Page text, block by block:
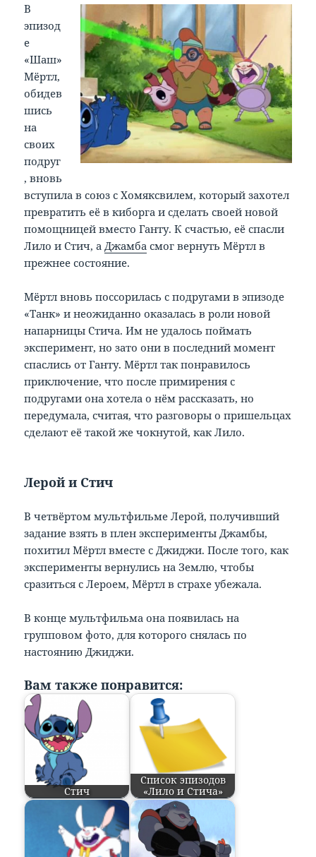
В
эпизод
е
«Шаш»
Мёртл,
обидев
шись
на
своих
подруг
, вновь
вступила в союз с Хомяксвилем, который захотел
превратить её в киборга и сделать своей новой
помощницей вместо Ганту. К счастью, её спасли
Лило и Стич, а Джамба смог вернуть Мёртл в
прежнее состояние.
Мёртл вновь поссорилась с подругами в эпизоде
«Танк» и неожиданно оказалась в роли новой
напарницы Стича. Им не удалось поймать
эксперимент, но зато они в последний момент
спаслись от Ганту. Мёртл так понравилось
приключение, что после примирения с
подругами она хотела о нём рассказать, но
передумала, считая, что разговоры о пришельцах
сделают её такой же чокнутой, как Лило.
Лерой и Стич
В четвёртом мультфильме Лерой, получивший
задание взять в плен эксперименты Джамбы,
похитил Мёртл вместе с Джиджи. После того, как
эксперименты вернулись на Землю, чтобы
сразиться с Лероем, Мёртл в страхе убежала.
В конце мультфильма она появилась на
групповом фото, для которого снялась по
настоянию Джиджи.
Вам также понравится:
Стич
Список эпизодов
«Лило и Стича»